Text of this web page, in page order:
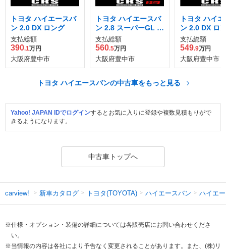
トヨタ ハイエースバ
ン 2.0 DX ロング
支払総額
390.1万円
大阪府豊中市
トヨタ ハイエースバ
ン 2.8 スーパーGL ダ
ークプライム S ロン
グボディ ディーゼル
ターボ
支払総額
560.5万円
大阪府豊中市
トヨタ ハイ
ン 2.0 DX ロ
パッケージ
支払総額
549.9万円
大阪府豊中市
トヨタ ハイエースバンの中古車をもっと見る
Yahoo! JAPAN IDでログインするとお気に入りに登録や複数見積もりがで
きるようになります。
中古車トップへ
carview! 新車カタログ トヨタ(TOYOTA) ハイエースバン ハイエ
※仕様・オプション・装備の詳細については各販売店にお問い合わせくださ
い。
※当情報の内容は各社により予告なく変更されることがあります。また、(株)リ